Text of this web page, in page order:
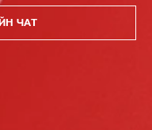
ЧАТ